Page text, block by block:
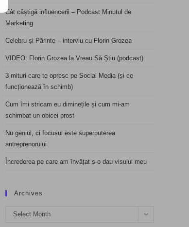
Cât câștigă influencerii – Podcast Minutul de
Marketing
Celebru și Părinte – interviu cu Florin Grozea
VIDEO: Florin Grozea la Vreau Să Știu (podcast)
3 mituri care te opresc pe Social Media (și ce
funcționează în schimb)
Cum îmi stricam eu diminețile și cum mi-am
schimbat un obicei prost
Nu geniul, ci focusul este superputerea
antreprenorului
Încrederea pe care am învățat s-o dau visului meu
Archives
Archives
Select Month